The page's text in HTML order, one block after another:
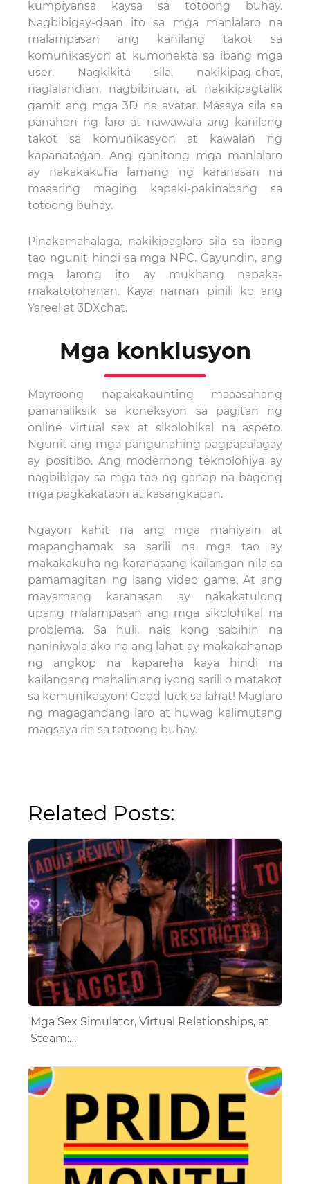
kumpiyansa kaysa sa totoong buhay.
Nagbibigay-daan ito sa mga manlalaro na
malampasan ang kanilang takot sa
komunikasyon at kumonekta sa ibang mga
user. Nagkikita sila, nakikipag-chat,
naglalandian, nagbibiruan, at nakikipagtalik
gamit ang mga 3D na avatar. Masaya sila sa
panahon ng laro at nawawala ang kanilang
takot sa komunikasyon at kawalan ng
kapanatagan. Ang ganitong mga manlalaro
ay nakakakuha lamang ng karanasan na
maaaring maging kapaki-pakinabang sa
totoong buhay.
Pinakamahalaga, nakikipaglaro sila sa ibang
tao ngunit hindi sa mga NPC. Gayundin, ang
mga larong ito ay mukhang napaka-
makatotohanan. Kaya naman pinili ko ang
Yareel at 3DXchat.
Mga konklusyon
Mayroong napakakaunting maaasahang
pananaliksik sa koneksyon sa pagitan ng
online virtual sex at sikolohikal na aspeto.
Ngunit ang mga pangunahing pagpapalagay
ay positibo. Ang modernong teknolohiya ay
nagbibigay sa mga tao ng ganap na bagong
mga pagkakataon at kasangkapan.
Ngayon kahit na ang mga mahiyain at
mapanghamak sa sarili na mga tao ay
makakakuha ng karanasang kailangan nila sa
pamamagitan ng isang video game. At ang
mayamang karanasan ay nakakatulong
upang malampasan ang mga sikolohikal na
problema. Sa huli, nais kong sabihin na
naniniwala ako na ang lahat ay makakahanap
ng angkop na kapareha kaya hindi na
kailangang mahalin ang iyong sarili o matakot
sa komunikasyon! Good luck sa lahat! Maglaro
ng magagandang laro at huwag kalimutang
magsaya rin sa totoong buhay.
Related Posts:
Mga Sex Simulator, Virtual Relationships, at
Steam:…